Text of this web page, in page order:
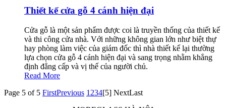
Thiết kế cửa gỗ 4 cánh hiện đại
Cửa gỗ là một sản phẩm được coi là truyền thống của thiết kế
và thi công cửa nhà. Với những không gian lớn như biệt thự
hay phòng làm việc của giám đốc thì nhà thiết kế lại thường
lựa chọn cửa gỗ 4 cánh hiện đại và sang trọng nhằm khẳng
định đẳng cấp và vị thế của người chủ.
Read More
Page 5 of 5 FirstPrevious 1 234[5] NextLast